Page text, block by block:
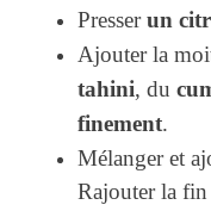
Presserun
Ajouter la
tahini, du
finement.
Mélanger et
Rajouter la